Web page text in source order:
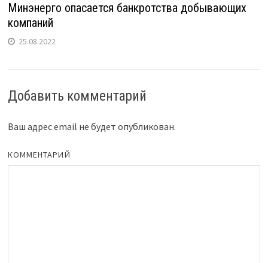
Минэнерго опасается банкротства добывающих
компаний
25.08.2022
Добавить комментарий
Ваш адрес email не будет опубликован.
КОММЕНТАРИЙ